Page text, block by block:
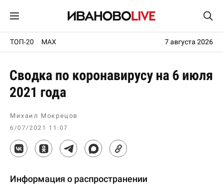
ТОП-20 MAX 7 августа 2026
Сводка по коронавирусу на 6 июля
2021 года
Михаил Мокрецов
6/07/2021 11:07
Информация о распространении